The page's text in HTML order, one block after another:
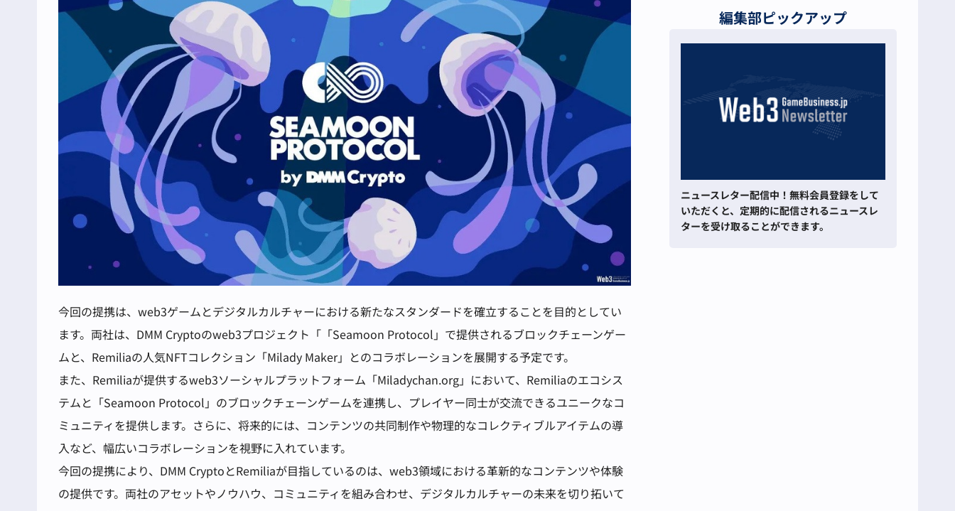
今回の提携は、web3ゲームとデジタルカルチャーにおける新たなスタンダードを確立することを目的としてい
ます。両社は、DMM Cryptoのweb3プロジェクト「「Seamoon Protocol」で提供されるブロックチェーンゲー
ムと、Remiliaの人気NFTコレクション「Milady Maker」とのコラボレーションを展開する予定です。
また、Remiliaが提供するweb3ソーシャルプラットフォーム「Miladychan.org」において、Remiliaのエコシス
テムと「Seamoon Protocol」のブロックチェーンゲームを連携し、プレイヤー同士が交流できるユニークなコ
ミュニティを提供します。さらに、将来的には、コンテンツの共同制作や物理的なコレクティブルアイテムの導
入など、幅広いコラボレーションを視野に入れています。
今回の提携により、DMM CryptoとRemiliaが目指しているのは、web3領域における革新的なコンテンツや体験
の提供です。両社のアセットやノウハウ、コミュニティを組み合わせ、デジタルカルチャーの未来を切り拓いて
編集部ピックアップ
ニュースレター配信中！無料会員登録をして
いただくと、定期的に配信されるニュースレ
ターを受け取ることができます。